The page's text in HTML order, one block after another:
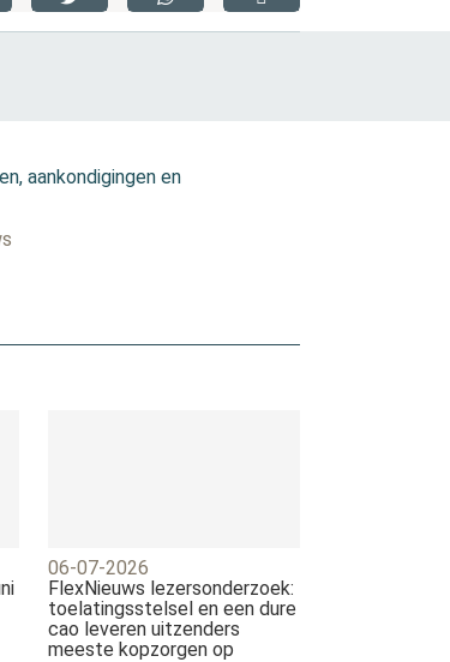
aankondigingen en
06-07-2026
FlexNieuws lezersonderzoek:
toelatingsstelsel en een dure
cao leveren uitzenders
meeste kopzorgen op